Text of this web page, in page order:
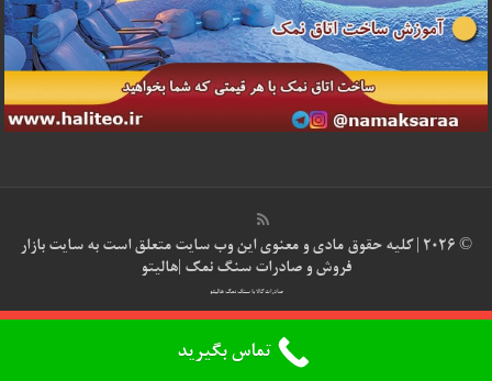
© 2026 | کلیه حقوق مادی و معنوی این وب سایت متعلق است به سایت
بازار
فروش و صادرات سنگ نمک |هالیتو
صادرات کالا با سنگ نمک هالیتو
لایسنس فعال نشده است، برای فعال کردن لایسنس به صفحه تنظیمات پوسته
بروید.
تماس بگیرید